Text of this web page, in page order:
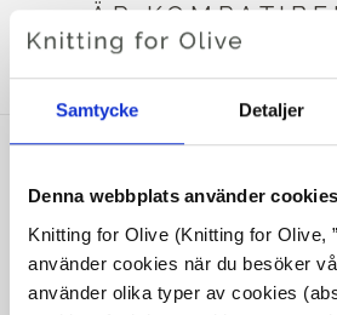
Samtycke Detaljer
Denna webbplats använder cookies
Knitting for Olive (Knitting for Olive,
använder cookies när du besöker
använder olika typer av cookies
ÄR
DETTA SOFT